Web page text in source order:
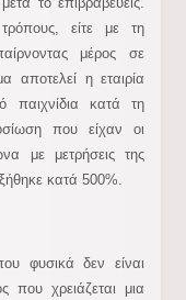
είτε με τη
μέρος σε
αποτελεί η εταιρία
κατά τη
που είχαν οι
με μετρήσεις της
κατά 500%.
φυσικά δεν είναι
που χρειάζεται μια